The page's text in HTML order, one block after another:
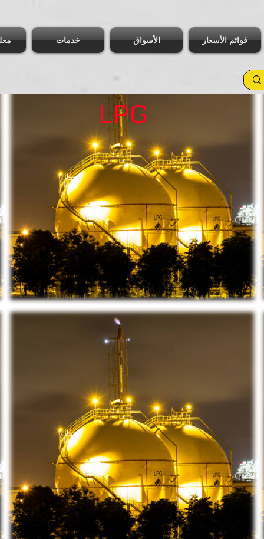
خدمات الأسواق قوائم الأسعار
LPG